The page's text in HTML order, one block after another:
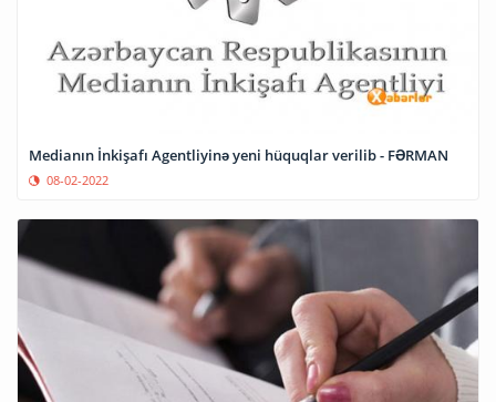
Medianın İnkişafı Agentliyinə yeni hüquqlar verilib - FƏRMAN
08-02-2022